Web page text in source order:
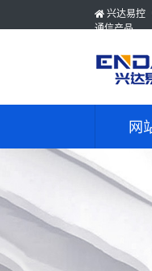
兴达易控
通信产品
网